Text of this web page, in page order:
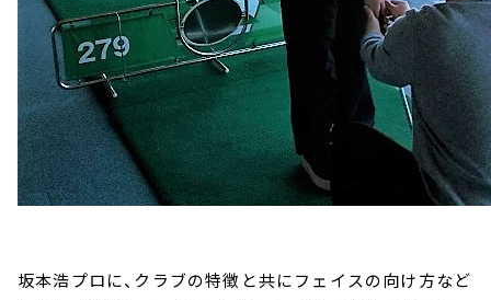
坂本浩プロに、クラブの特徴と共にフェイスの向け方など